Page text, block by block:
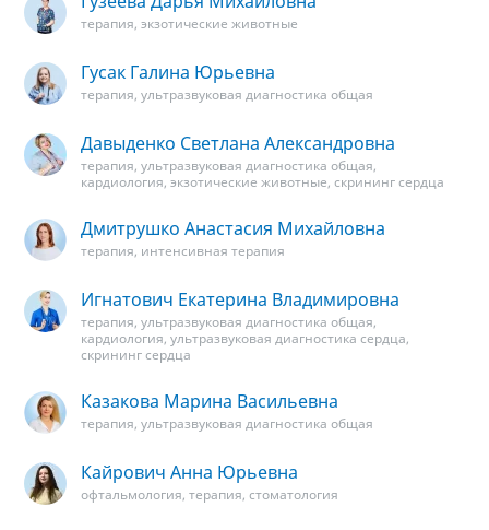
терапия, экзотические животные
Гусак Галина Юрьевна
терапия, ультразвуковая диагностика общая
Давыденко Светлана Александровна
терапия, ультразвуковая диагностика общая,
кардиология, экзотические животные, скрининг сердца
Дмитрушко Анастасия Михайловна
терапия, интенсивная терапия
Игнатович Екатерина Владимировна
терапия, ультразвуковая диагностика общая,
кардиология, ультразвуковая диагностика сердца,
скрининг сердца
Казакова Марина Васильевна
терапия, ультразвуковая диагностика общая
Кайрович Анна Юрьевна
офтальмология, терапия, стоматология